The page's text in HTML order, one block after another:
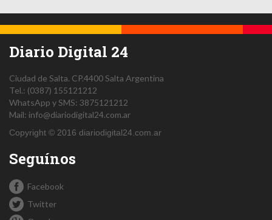
Diario Digital 24
Ciudad de Salta. CP.4400Salta Argentina
Tel.: (0387) 155121212
WhatsApp y SMS: 3875121212
Mail: info@diariodigital24.com.ar
Copyright © 2016 diariodigital24.com.ar
Seguínos
Facebook
Twitter